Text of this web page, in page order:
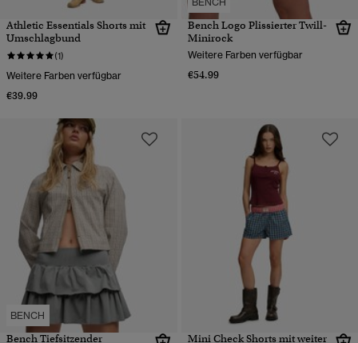
Athletic Essentials Shorts mit
Umschlagbund
(1)
Weitere Farben verfügbar
€39.99
Bench Logo Plissierter Twill-
Minirock
Weitere Farben verfügbar
€54.99
BENCH
Bench Tiefsitzender
Mini Check Shorts mit weiter